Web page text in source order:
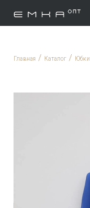
Главная / Каталог / Юбки